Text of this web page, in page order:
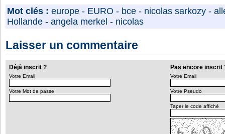
Mot clés : europe - EURO - bce - nicolas sarkozy -
Hollande - angela merkel - nicolas
Laisser un commentaire
Déjà inscrit ? Pas encore inscrit
Votre Email
Votre Mot de passe
Votre Email
Votre Pseudo
Taper le code affiché